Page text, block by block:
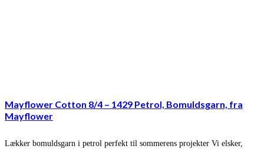
Mayflower Cotton 8/4 – 1429 Petrol, Bomuldsgarn, fra
Mayflower
Lækker bomuldsgarn i petrol perfekt til sommerens projekter Vi elsker,